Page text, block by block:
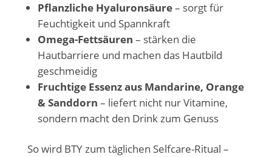
Pflanzliche Hyaluronsäure– sorgt für
Feuchtigkeit und Spannkraft
Omega-Fettsäuren – stärken die
Hautbarriere und machen das Hautbild
geschmeidig
Fruchtige Essenz aus Mandarine, Orange
& Sanddorn – liefert nicht nur Vitamine,
sondern macht den Drink zum Genuss
So wird BTY zum täglichen Selfcare-Ritual –